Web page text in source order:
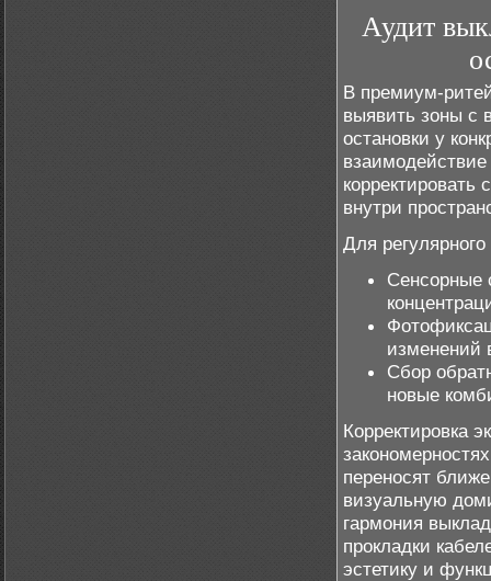
Аудит
В премиум-
выявить зоны с
остановки у
внутри
Для
Сенсорные
изменений
Сбор
новые
Корректировка
переносят
визуальную
гармония
прокладки
эстетику и